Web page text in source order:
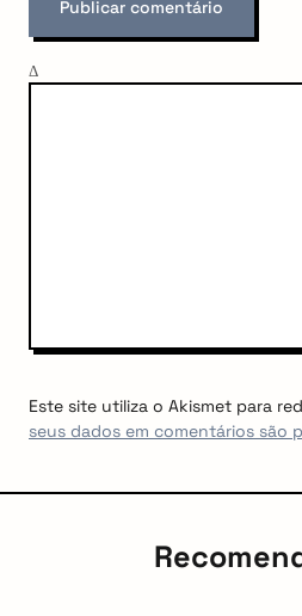
Δ
Este site utiliza o Akismet para
seus dados em comentários são